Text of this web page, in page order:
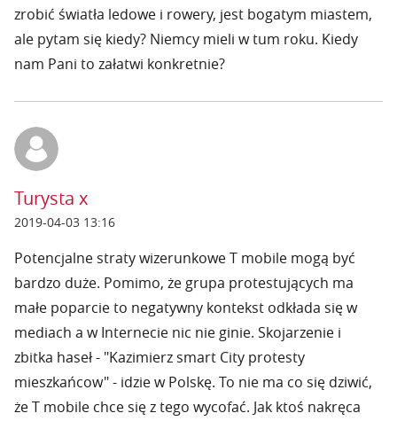
zrobić światła ledowe i rowery, jest bogatym miastem,
ale pytam się kiedy? Niemcy mieli w tum roku. Kiedy
nam Pani to załatwi konkretnie?
Turysta x
2019-04-03 13:16
Potencjalne straty wizerunkowe T mobile mogą być
bardzo duże. Pomimo, że grupa protestujących ma
małe poparcie to negatywny kontekst odkłada się w
mediach a w Internecie nic nie ginie. Skojarzenie i
zbitka haseł - "Kazimierz smart City protesty
mieszkańcow" - idzie w Polskę. To nie ma co się dziwić,
że T mobile chce się z tego wycofać. Jak ktoś nakręca